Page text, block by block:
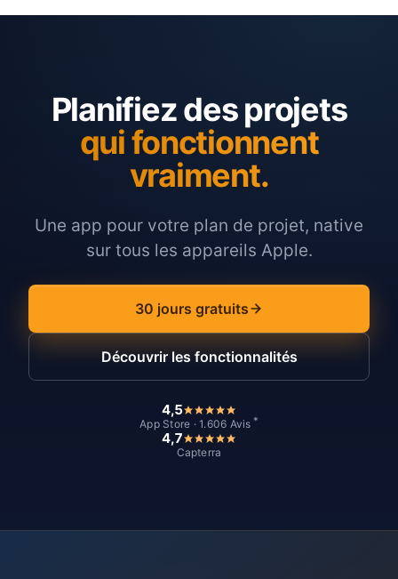
Planifiez des projets
qui fonctionnent
vraiment.
Une app pour votre plan de projet, native
sur tous les appareils Apple.
30 jours gratuits
Découvrir les fonctionnalités
4,5
App Store · 1.606 Avis *
4,7
Capterra